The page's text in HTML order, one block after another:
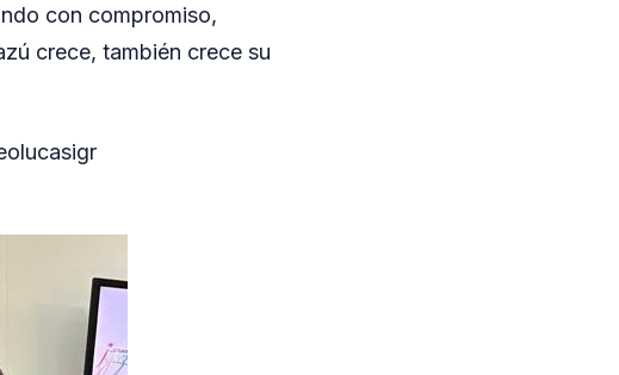
con compromiso,
crece, también crece su